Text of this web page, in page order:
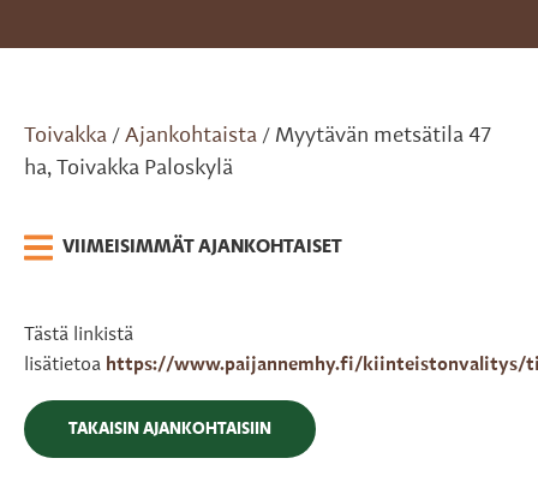
Toivakka / Ajankohtaista / Myytävän metsätila 47
ha, Toivakka Paloskylä
VIIMEISIMMÄT AJANKOHTAISET
Tästä linkistä
lisätietoa https://www.paijannemhy.fi/kiinteistonvalitys/
TAKAISIN AJANKOHTAISIIN